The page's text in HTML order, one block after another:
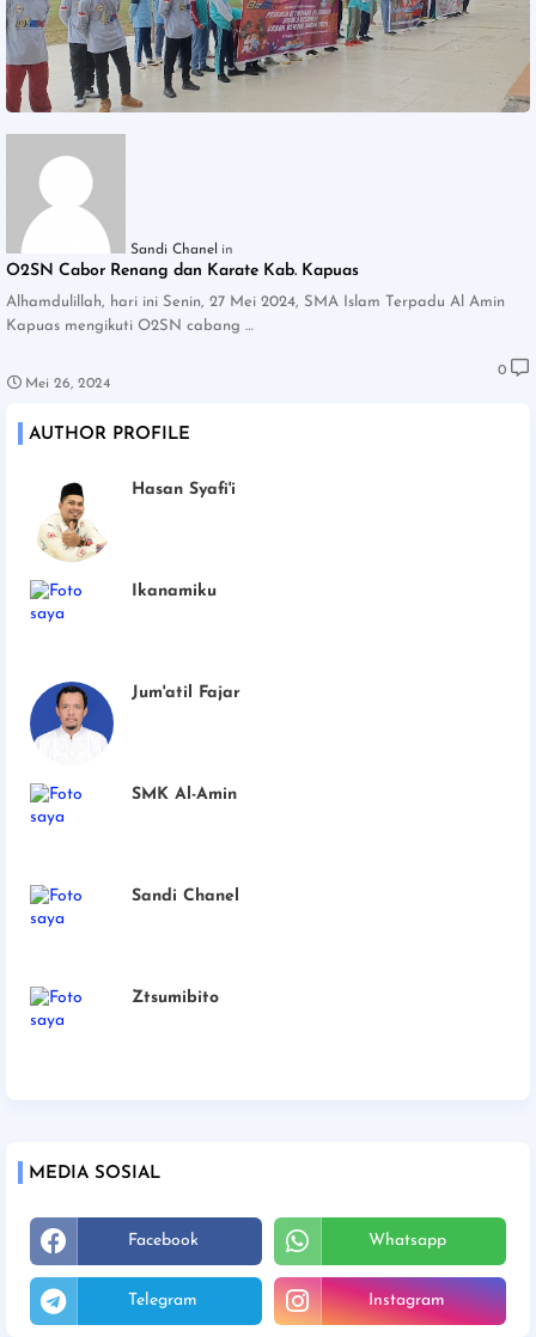
Sandi Chanel
O2SN Cabor Renang dan Karate Kab. Kapuas
Alhamdulillah, hari ini Senin, 27 Mei 2024, SMA Islam Terpadu Al Amin
Kapuas mengikuti O2SN cabang …
Mei 26, 2024
0
AUTHOR PROFILE
Hasan Syafi'i
Ikanamiku
Jum'atil Fajar
SMK Al-Amin
Sandi Chanel
Ztsumibito
MEDIA SOSIAL
Facebook Whatsapp
Telegram Instagram